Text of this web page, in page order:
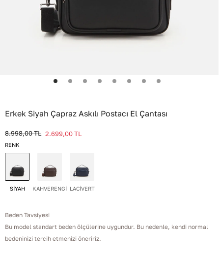
Erkek Siyah Çapraz Askılı Postacı El Çantası
8.998,00TL 2.699,00TL
RENK
SİYAH KAHVERENGİ LACİVERT
Beden Tavsiyesi
Bu model standart beden ölçülerine uygundur. Bu nedenle, kendi normal
bedeninizi tercih etmenizi öneririz.